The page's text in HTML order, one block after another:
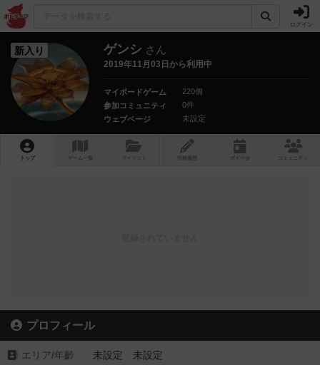
ログイン
新入り ゲンシ さん
2019年11月03日から利用中
マイボードゲーム
220個
参加コミュニティ
0件
ウェブページ
未設定
トップ ゲーム一覧 マイリスト 投稿履歴 ボ ドゲ コミュニティ
プロフィール
エリア/年齡 未設定 未設定